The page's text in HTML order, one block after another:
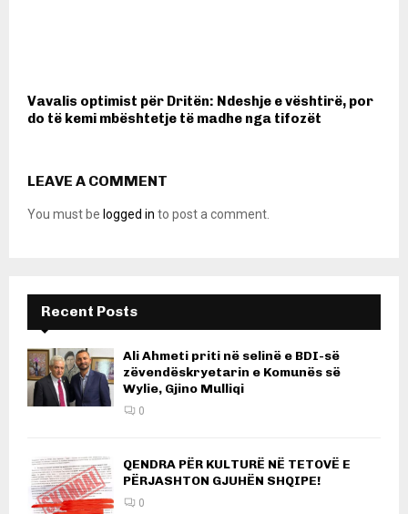
Vavalis optimist për Dritën: Ndeshje e vështirë, por
do të kemi mbështetje të madhe nga tifozët
LEAVE A COMMENT
You must be logged in to post a comment.
Recent Posts
Ali Ahmeti priti në selinë e BDI-së
zëvendëskryetarin e Komunës së
Wylie, Gjino Mulliqi
0
QENDRA PËR KULTURË NË TETOVË E
PËRJASHTON GJUHËN SHQIPE!
0